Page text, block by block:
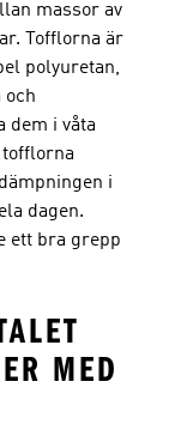
massor av
Tofflorna är
polyuretan,
och
dem i våta
i
dagen.
ett bra grepp
MED